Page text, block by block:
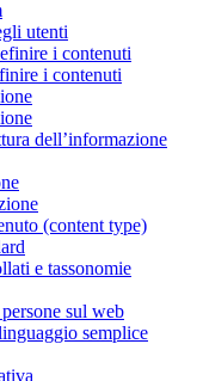
utenti
i contenuti
i contenuti
dell’informazione
(content type)
e tassonomie
sul web
semplice